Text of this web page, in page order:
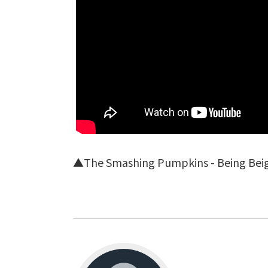
▲The Smashing Pumpkins - Being